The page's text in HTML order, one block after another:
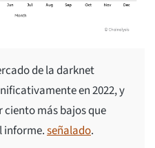
de la darknet
en 2022, y
ciento más bajos que
informe.señalado.